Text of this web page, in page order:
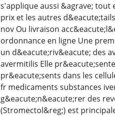
s'applique aussi &agrave; tout
prix et les autres
nov Ou livraison
ordonnance en ligne Une
un d&eacute;riv&eacute; des
avermitilis Elle
pr&eacute;sents dans les
fr medicaments substances
g&eacute;n&eacute;rer des
(Stromectol&reg;) est